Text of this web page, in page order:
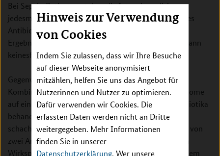
Hinweis zur Verwendung
von Cookies
Indem Sie zulassen, dass wir Ihre Besuche
auf dieser Webseite anonymisiert
mitzählen, helfen Sie uns das Angebot für
Nutzerinnen und Nutzer zu optimieren.
Dafür verwenden wir Cookies. Die
erfassten Daten werden nicht an Dritte
weitergegeben. Mehr Informationen
finden Sie in unserer
Datenschutzerklärung. Wer unsere
Bei Sepsis-Patienten stehen die Intensivmediziner
jedesmal vor einer schwierigen Entscheidung: Welches
Antibiotikum kann gegeben werden? Denn auf die
Ergebnisse der mikrobiologischen Untersuchungen kann
keinesfalls gewartet werden.
Gegenwärtig wird eine sogenannte empirische
Kombinationstherapie empfohlen. Sobald alle Symptome
auf eine Sepsis hindeuten, wird der Patient mit Antibiotika
behandelt, die eine große Bandbreite von Bakterien
schachmatt setzen können. Durch eine Kombination von
zwei Antibiotika mit vergleichbarem antibakteriellem
Wirkspektrum, aber unterschiedlichem antibakteriellem